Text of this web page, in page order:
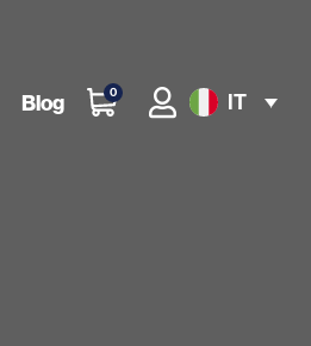
Blog 0 IT